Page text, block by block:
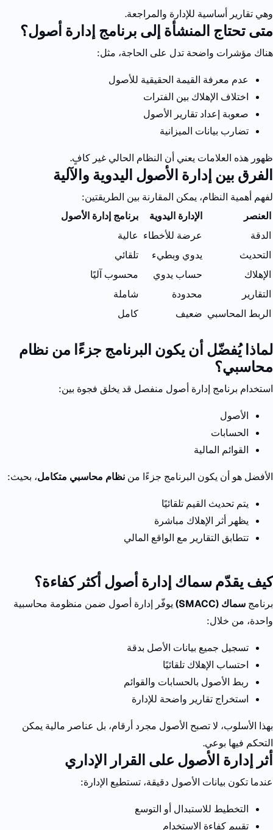
وهي تقارير أساسية للإدارة والمراجعة.
متى تحتاج المنشأة إلى برنامج إدارة أصول؟
هناك مؤشرات واضحة تدل على الحاجة، مثل:
عدم معرفة القيمة الحقيقية للأصول
اختلاف الإهلاك بين الفترات
صعوبة إعداد تقارير الأصول
تضارب بيانات الميزانية
ظهور هذه العلامات يعني أن النظام الحالي غير كافٍ.
الفرق بين إدارة الأصول اليدوية والآلية
لفهم أهمية النظام، يمكن المقارنة بين الطريقتين:
العنصر
الإدارة اليدوية
برنامج إدارة الأصول
الدقة
عرضة للأخطاء عالية
التحديث
يدوي وبطيء
تلقائي
الإهلاك
حساب يدوي
محسوب آليًا
التقارير
محدودة
شاملة
الربط المحاسبي ضعيف كامل
لماذا يُفضّل أن يكون البرنامج جزءًا من نظام
محاسبي؟
استخدام برنامج إدارة أصول منفصل قد يخلق فجوة بين:
الأصول
الحسابات
القوائم المالية
الأفضل هو أن يكون البرنامج جزءًا من نظام محاسبي متكامل، بحيث:
يتم تحديث القيم تلقائيًا
يظهر أثر الإهلاك مباشرة
تتطابق التقارير مع الواقع المالي
كيف يقدّم سماك إدارة أصول أكثر كفاءة؟
برنامج سماك (SMACC) يوفّر إدارة أصول ضمن منظومة محاسبية
واحدة، من خلال:
تسجيل جميع بيانات الأصل بدقة
احتساب الإهلاك تلقائيًا
ربط الأصول بالحسابات والقوائم
استخراج تقارير واضحة للإدارة
بهذا الأسلوب، لا تصبح الأصول مجرد أرقام، بل عناصر مالية يمكن
التحكم فيها بوعي.
أثر إدارة الأصول على القرار الإداري
عندما تكون بيانات الأصول دقيقة، تستطيع الإدارة:
التخطيط للاستبدال أو التوسع
تقييم كفاءة الاستخدام